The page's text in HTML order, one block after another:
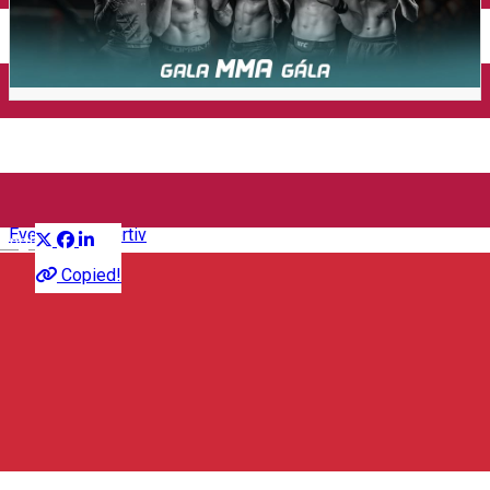
English
Închirieri auto
Închirieri de biciclete
Copied!
Eveniment sportiv